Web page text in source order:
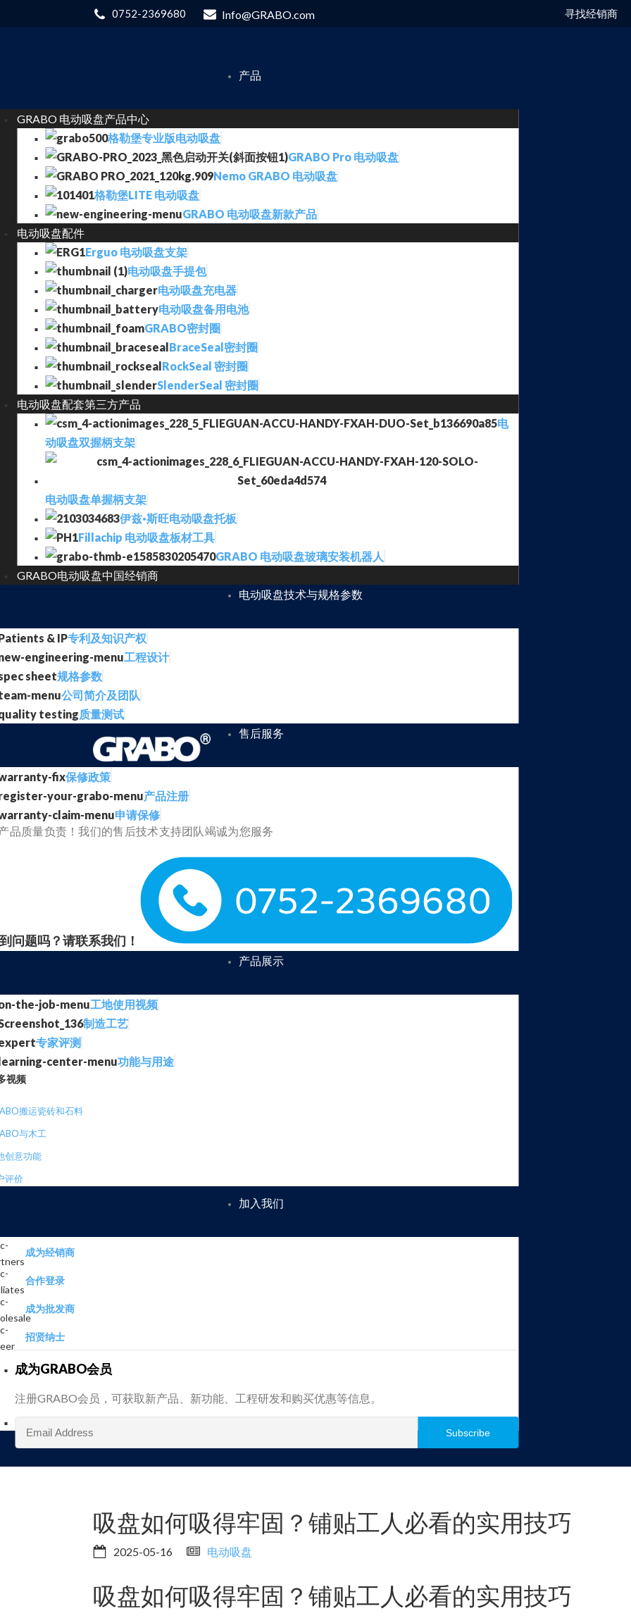
0752-2369680 Info@GRABO.com 寻找经销商
产品
GRABO 电动吸盘产品中心
格勒堡专业版电动吸盘
GRABO Pro 电动吸盘
Nemo GRABO 电动吸盘
格勒堡LITE 电动吸盘
GRABO 电动吸盘新款产品
电动吸盘配件
Erguo 电动吸盘支架
电动吸盘手提包
电动吸盘充电器
电动吸盘备用电池
GRABO密封圈
BraceSeal密封圈
RockSeal 密封圈
SlenderSeal 密封圈
电动吸盘配套第三方产品
电
动吸盘双握柄支架
电动吸盘单握柄支架
伊兹·斯旺电动吸盘托板
Fillachip 电动吸盘板材工具
GRABO 电动吸盘玻璃安装机器人
GRABO电动吸盘中国经销商
电动吸盘技术与规格参数
专利及知识产权
工程设计
规格参数
公司简介及团队
质量测试
售后服务
保修政策
产品注册
申请保修
品质量负责！我们的售后技术支持团队竭诚为您服务
问题吗？请联系我们！
产品展示
工地使用视频
制造工艺
专家评测
功能与用途
视频
搬运瓷砖和石料
与木工
创意功能
评价
加入我们
成为经销商
合作登录
成为批发商
招贤纳士
成为GRABO会员
注册GRABO会员，可获取新产品、新功能、工程研发和购买优惠等信息。
吸盘如何吸得牢固？铺贴工人必看的实用技巧
2025-05-16 电动吸盘
吸盘如何吸得牢固？铺贴工人必看的实用技巧